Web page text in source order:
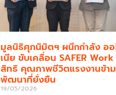
มูลนิธิศุภนิมิตฯ ผนึกกำลัง อ
เนีย ขับเคลื่อน SAFER
สิทธิ คุณภาพชีวิตแรงงานข้า
พัฒนาที่ยั่งยืน
19/05/2026